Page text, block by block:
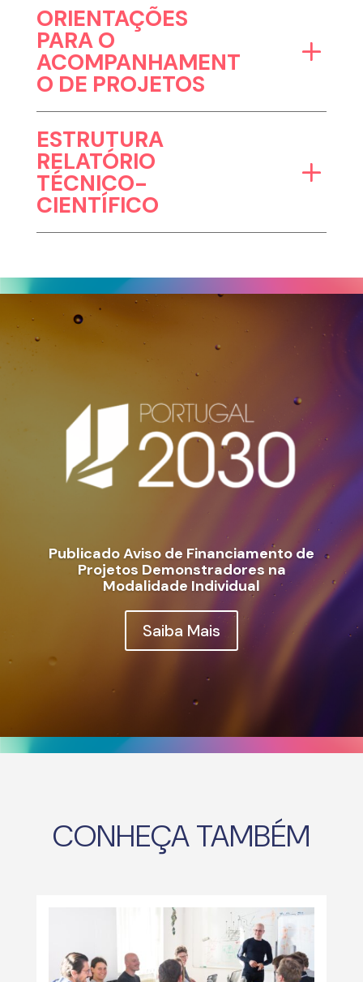
ORIENTAÇÕES
PARA O
ACOMPANHAMENT
O DE PROJETOS
ESTRUTURA
RELATÓRIO
TÉCNICO-
CIENTÍFICO
Publicado Aviso de Financiamento de
Projetos Demonstradores na
Modalidade Individual
Saiba Mais
CONHEÇA TAMBÉM